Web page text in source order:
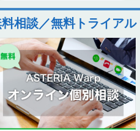
料相談／無料トライアル